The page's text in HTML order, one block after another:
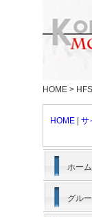
HOME >
HOME サ
ホーム
グル